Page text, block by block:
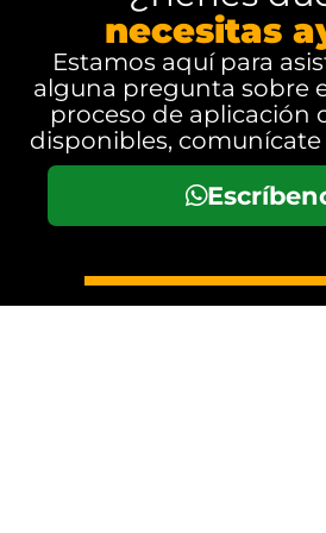
necesitas
Estamos aquí para
alguna pregunta sobre
proceso de aplicación
disponibles,